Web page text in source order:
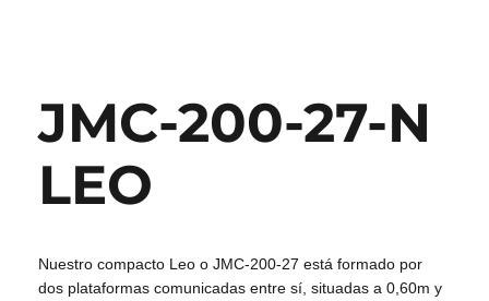
JMC-200-27-N
LEO
Nuestro compacto Leo o JMC-200-27 está formado por
dos plataformas comunicadas entre sí, situadas a 0,60m y